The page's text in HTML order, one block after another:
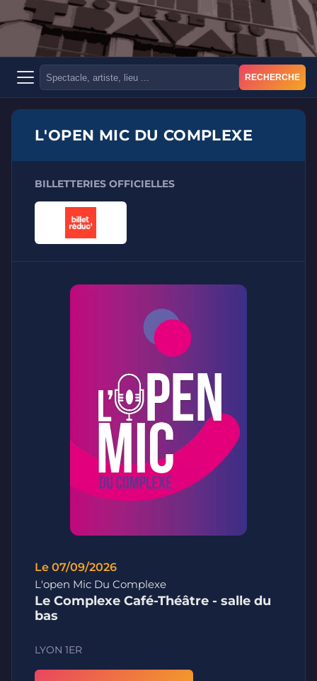
RECHERCHE
L'OPEN MIC DU COMPLEXE
BILLETTERIES OFFICIELLES
Le 07/09/2026
L'open Mic Du Complexe
Le Complexe Café-Théâtre - salle du
bas
LYON 1ER